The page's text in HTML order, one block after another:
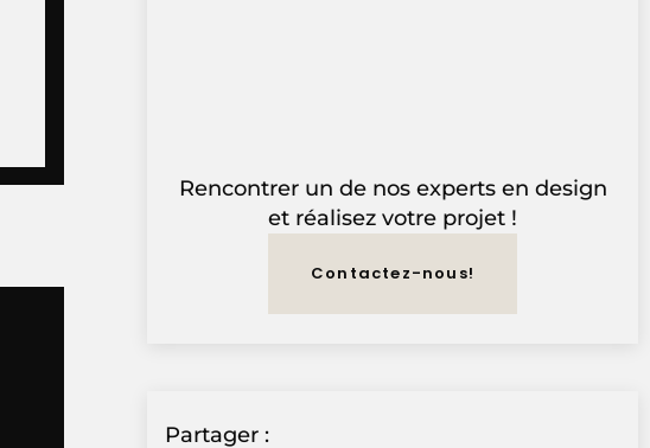
Rencontrer un de nos experts en design
et réalisez votre projet !
Contactez-nous!
Partager :